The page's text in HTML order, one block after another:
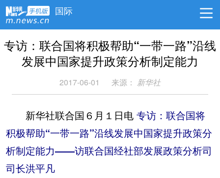
国际
专访：联合国将积极帮助“一带一路”沿线
发展中国家提升政策分析制定能力
2017-06-01 来源： 新华社
新华社联合国６月１日电 专访：联合国将
积极帮助“一带一路”沿线发展中国家提升政策分
析制定能力——访联合国经社部发展政策分析司
司长洪平凡